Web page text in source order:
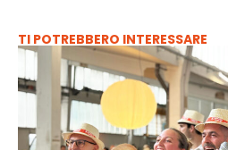
TI POTREBBERO INTERESSARE